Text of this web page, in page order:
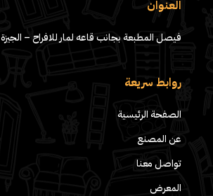
العنوان
فيصل المطبعة بجانب قاعه لمار للافراح – الجيزة
روابط سريعة
الصفحة الرئيسية
عن المصنع
تواصل معنا
المعرض